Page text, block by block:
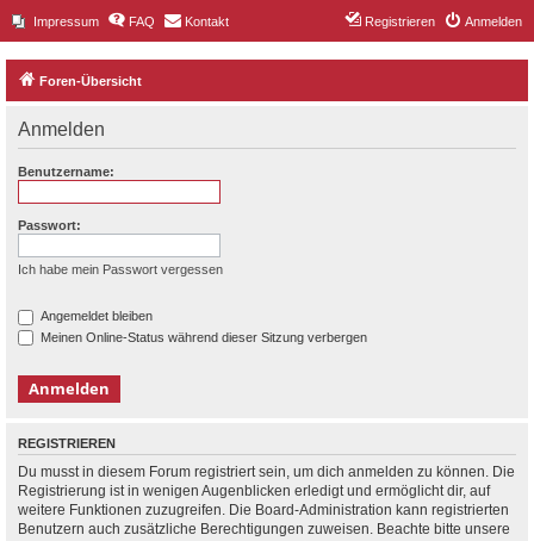
Impressum FAQ Kontakt Anmelden
Registrieren
Foren-Übersicht
Anmelden
Benutzername:
Passwort:
Ich habe mein Passwort vergessen
Angemeldet bleiben
Meinen Online-Status während dieser Sitzung verbergen
REGISTRIEREN
Du musst in diesem Forum registriert sein, um dich anmelden zu können. Die
Registrierung ist in wenigen Augenblicken erledigt und ermöglicht dir, auf
weitere Funktionen zuzugreifen. Die Board-Administration kann registrierten
Benutzern auch zusätzliche Berechtigungen zuweisen. Beachte bitte unsere